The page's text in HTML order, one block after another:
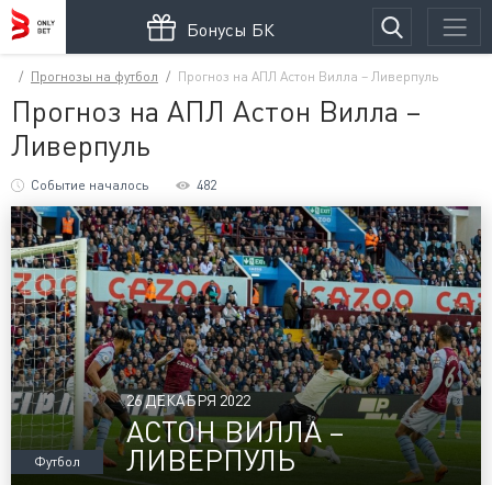
Бонусы БК
Прогнозы на футбол Прогноз на АПЛ Астон Вилла – Ливерпуль
Прогноз на АПЛ Астон Вилла –
Ливерпуль
Событие началось 482
Футбол
26 ДЕКАБРЯ 2022
АСТОН ВИЛЛА –
ЛИВЕРПУЛЬ